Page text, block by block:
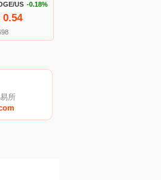
US -0.18%
0.54
所